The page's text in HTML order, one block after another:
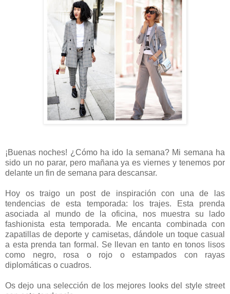
¡Buenas noches! ¿Cómo ha ido la semana? Mi semana ha
sido un no parar, pero mañana ya es viernes y tenemos por
delante un fin de semana para descansar.
Hoy os traigo un post de inspiración con una de las
tendencias de esta temporada: los trajes. Esta prenda
asociada al mundo de la oficina, nos muestra su lado
fashionista esta temporada. Me encanta combinada con
zapatillas de deporte y camisetas, dándole un toque casual
a esta prenda tan formal. Se llevan en tanto en tonos lisos
como negro, rosa o rojo o estampados con rayas
diplomáticas o cuadros.
Os dejo una selección de los mejores looks del style street